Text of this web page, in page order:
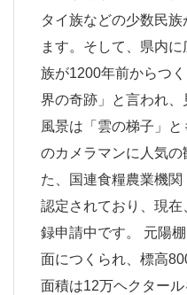
タイ族などの少数民
ます。そして、県内
族が1200年前からつ
界の奇跡」と言われ
風景は「雲の梯子」と
のカメラマンに人気の
た、国連食糧農業機
認定されており、現
録申請中です。 元陽
面につくられ、標高
面積は12万ヘクター